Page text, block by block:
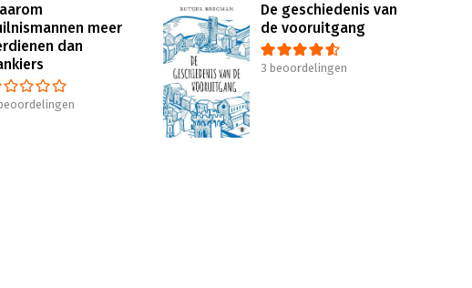
meer
dan
De geschiedenis van
de vooruitgang
3 beoordelingen